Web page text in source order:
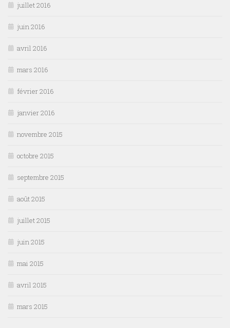
juillet 2016
juin 2016
avril 2016
mars 2016
février 2016
janvier 2016
novembre 2015
octobre 2015
septembre 2015
août 2015
juillet 2015
juin 2015
mai 2015
avril 2015
mars 2015